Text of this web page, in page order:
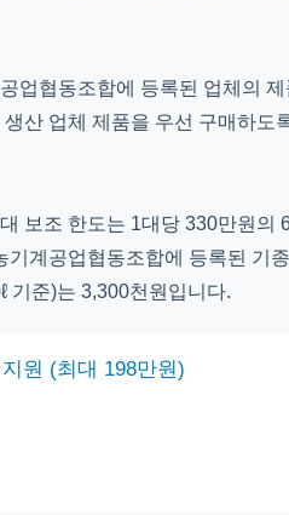
업협동조합에 등록된 업체의 제
산 업체 제품을 우선 구매하도
보조 한도는 1대당 330만원의
기계공업협동조합에 등록된 기
기준)는 3,300천원입니다.
원 (최대 198만원)